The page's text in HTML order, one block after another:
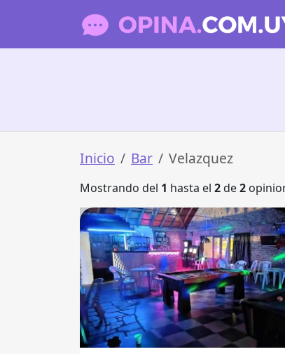
Inicio Bar Velazquez
Mostrando del 1 hasta el 2de2